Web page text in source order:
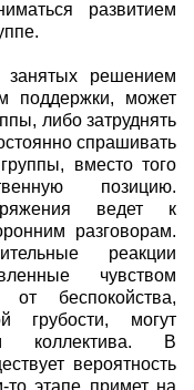
развитием
занятых решением
поддержки, может
либо затруднять
спрашивать
вместо того
позицию.
ведет к
разговорам.
реакции
чувством
от беспокойства,
грубости, могут
коллектива. В
вероятность
этапе примет на